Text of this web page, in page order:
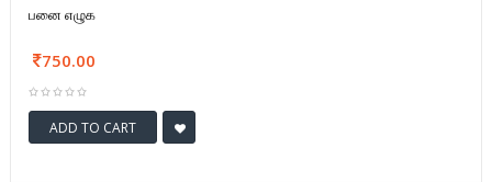
பனை எழுக
750.00
ADD TO CART